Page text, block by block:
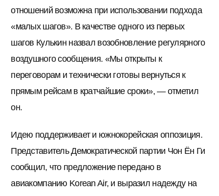
отношений возможна при использовании подхода
«малых шагов». В качестве одного из первых
шагов Кулькин назвал возобновление регулярного
воздушного сообщения. «Мы открыты к
переговорам и технически готовы вернуться к
прямым рейсам в кратчайшие сроки», — отметил
он.
Идею поддерживает и южнокорейская оппозиция.
Представитель Демократической партии Чон Ён Ги
сообщил, что предложение передано в
авиакомпанию Korean Air, и выразил надежду на